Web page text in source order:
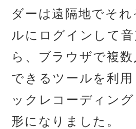
ダーは遠隔地でそ
ルにログインして
ら、ブラウザで複数
できるツールを利
ックレコーディン
形になりました。